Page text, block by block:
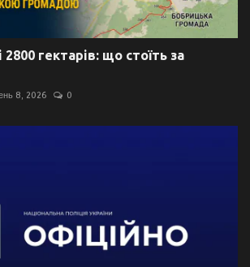
гектарів: що стоїть за
8, 2026 0